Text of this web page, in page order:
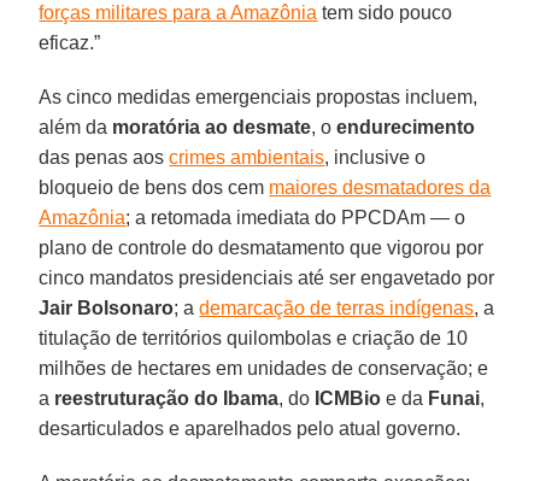
forças militares para a Amazônia tem sido pouco
eficaz.”
As cinco medidas emergenciais propostas incluem,
além da moratória ao desmate, oendurecimento
das penas aoscrimes ambientais, inclusive o
bloqueio de bens dos cem maiores desmatadores da
Amazônia; a retomada imediata do PPCDAm — o
plano de controle do desmatamento que vigorou por
cinco mandatos presidenciais até ser engavetado por
Jair Bolsonaro; ademarcação de terras indígenas, a
titulação de territórios quilombolas e criação de 10
milhões de hectares em unidades de conservação; e
a reestruturação do Ibama, do ICMBio e da Funai,
desarticulados e aparelhados pelo atual governo.